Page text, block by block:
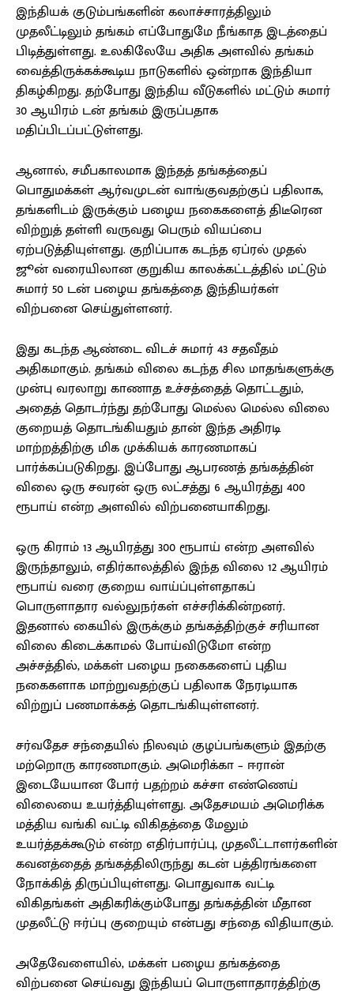
இந்தியக் குடும்பங்களின் கலாச்சாரத்திலும்
முதலீட்டிலும் தங்கம் எப்போதுமே நீங்காத இடத்தைப்
பிடித்துள்ளது. உலகிலேயே அதிக அளவில் தங்கம்
வைத்திருக்கக்கூடிய நாடுகளில் ஒன்றாக இந்தியா
திகழ்கிறது. தற்போது இந்திய வீடுகளில் மட்டும் சுமார்
30 ஆயிரம் டன் தங்கம் இருப்பதாக
மதிப்பிடப்பட்டுள்ளது.
ஆனால், சமீபகாலமாக இந்தத் தங்கத்தைப்
பொதுமக்கள் ஆர்வமுடன் வாங்குவதற்குப் பதிலாக,
தங்களிடம் இருக்கும் பழைய நகைகளைத் திடீரென
விற்றுத் தள்ளி வருவது பெரும் வியப்பை
ஏற்படுத்தியுள்ளது. குறிப்பாக கடந்த ஏப்ரல் முதல்
ஜூன் வரையிலான குறுகிய காலக்கட்டத்தில் மட்டும்
சுமார் 50 டன் பழைய தங்கத்தை இந்தியர்கள்
விற்பனை செய்துள்ளனர்.
இது கடந்த ஆண்டை விடச் சுமார் 43 சதவீதம்
அதிகமாகும். தங்கம் விலை கடந்த சில மாதங்களுக்கு
முன்பு வரலாறு காணாத உச்சத்தைத் தொட்டதும்,
அதைத் தொடர்ந்து தற்போது மெல்ல மெல்ல விலை
குறையத் தொடங்கியதும் தான் இந்த அதிரடி
மாற்றத்திற்கு மிக முக்கியக் காரணமாகப்
பார்க்கப்படுகிறது. இப்போது ஆபரணத் தங்கத்தின்
விலை ஒரு சவரன் ஒரு லட்சத்து 6 ஆயிரத்து 400
ரூபாய் என்ற அளவில் விற்பனையாகிறது.
ஒரு கிராம் 13 ஆயிரத்து 300 ரூபாய் என்ற அளவில்
இருந்தாலும், எதிர்காலத்தில் இந்த விலை 12 ஆயிரம்
ரூபாய் வரை குறைய வாய்ப்புள்ளதாகப்
பொருளாதார வல்லுநர்கள் எச்சரிக்கின்றனர்.
இதனால் கையில் இருக்கும் தங்கத்திற்குச் சரியான
விலை கிடைக்காமல் போய்விடுமோ என்ற
அச்சத்தில், மக்கள் பழைய நகைகளைப் புதிய
நகைகளாக மாற்றுவதற்குப் பதிலாக நேரடியாக
விற்றுப் பணமாக்கத் தொடங்கியுள்ளனர்.
சர்வதேச சந்தையில் நிலவும் குழப்பங்களும் இதற்கு
மற்றொரு காரணமாகும். அமெரிக்கா – ஈரான்
இடையேயான போர் பதற்றம் கச்சா எண்ணெய்
விலையை உயர்த்தியுள்ளது. அதேசமயம் அமெரிக்க
மத்திய வங்கி வட்டி விகிதத்தை மேலும்
உயர்த்தக்கூடும் என்ற எதிர்பார்ப்பு, முதலீட்டாளர்களின்
கவனத்தைத் தங்கத்திலிருந்து கடன் பத்திரங்களை
நோக்கித் திருப்பியுள்ளது. பொதுவாக வட்டி
விகிதங்கள் அதிகரிக்கும்போது தங்கத்தின் மீதான
முதலீட்டு ஈர்ப்பு குறையும் என்பது சந்தை விதியாகும்.
அதேவேளையில், மக்கள் பழைய தங்கத்தை
விற்பனை செய்வது இந்தியப் பொருளாதாரத்திற்கு